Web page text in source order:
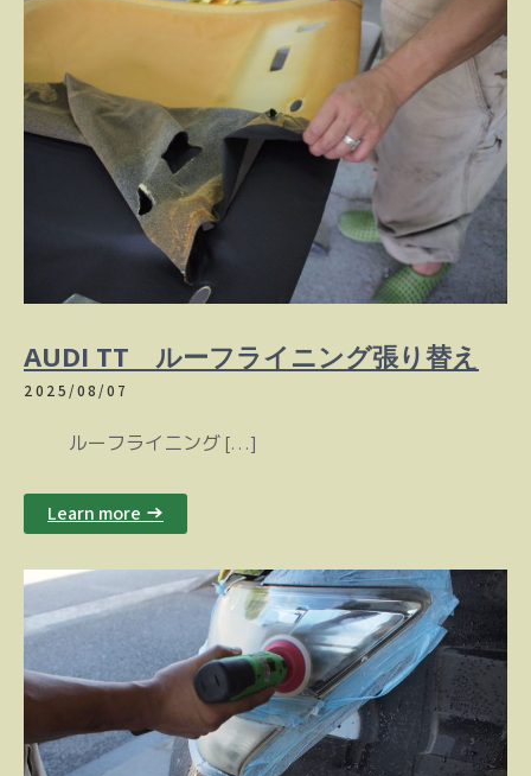
AUDI TT ルーフライニング張り替え
2025/08/07
ルーフライニング […]
Learn more →